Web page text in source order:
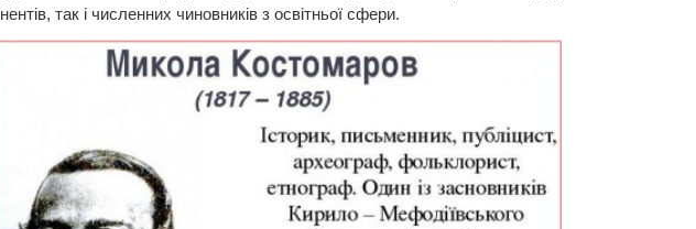
так і численних чиновників з освітньої сфери.